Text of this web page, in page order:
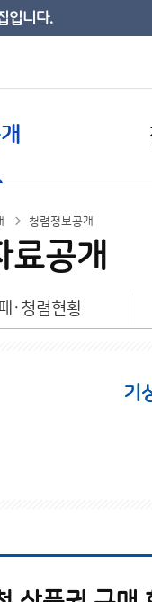
입니다.
청렴정보공개
료공개
·청렴현황
기